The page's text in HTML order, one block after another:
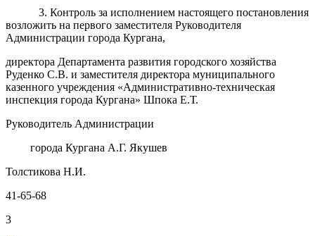
3. Контроль за исполнением настоящего постановления
возложить на первого заместителя Руководителя
Администрации города Кургана,
директора Департамента развития городского хозяйства
Руденко С.В. и заместителя директора муниципального
казенного учреждения «Административно-техническая
инспекция города Кургана» Шпока Е.Т.
Руководитель Администрации
города Кургана А.Г. Якушев
Толстикова Н.И.
41-65-68
3